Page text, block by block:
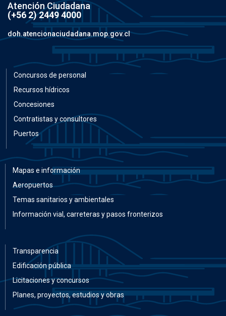
Atención Ciudadana
(+56 2) 2449 4000
doh.atencionaciudadana.mop.gov.cl
Concursos de personal
Recursos hídricos
Concesiones
Contratistas y consultores
Puertos
Mapas e información
Aeropuertos
Temas sanitarios y ambientales
Información vial, carreteras y pasos fronterizos
Transparencia
Edificación pública
Licitaciones y concursos
Planes, proyectos, estudios y obras